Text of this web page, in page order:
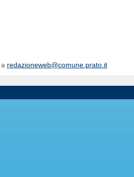
redazioneweb@comune.prato.it